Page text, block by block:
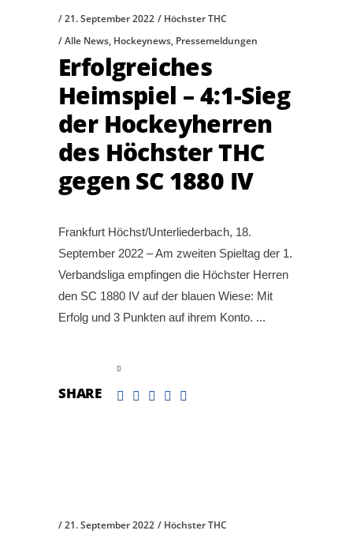
21. September 2022
Höchster THC
Alle News, Hockeynews, Pressemeldungen
Erfolgreiches
Heimspiel – 4:1-Sieg
der Hockeyherren
des Höchster THC
gegen SC 1880 IV
Frankfurt Höchst/Unterliederbach, 18.
September 2022 – Am zweiten Spieltag der 1.
Verbandsliga empfingen die Höchster Herren
den SC 1880 IV auf der blauen Wiese: Mit
Erfolg und 3 Punkten auf ihrem Konto.
SHARE
21. September 2022
Höchster THC